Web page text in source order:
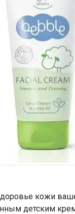
кожи
детским